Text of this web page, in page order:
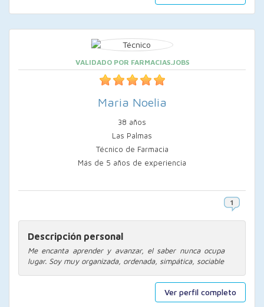
Ver perfil completo
VALIDADO POR FARMACIAS.JOBS
Maria Noelia
38 años
Las Palmas
Técnico de Farmacia
Más de 5 años de experiencia
Descripción personal
Me encanta aprender y avanzar, el saber nunca ocupa
lugar. Soy muy organizada, ordenada, simpática, sociable